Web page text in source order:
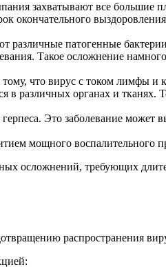
захватывают все
окончательного
различные патогенные
Такое осложнение
что вирус с током лимфы и
в различных органах и
Это заболевание может
мощного воспалительного
осложнений, требующих
распространения